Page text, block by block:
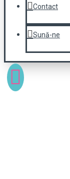
Contact
Sună-ne